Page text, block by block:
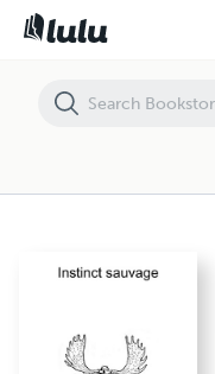
Instinct sauvage